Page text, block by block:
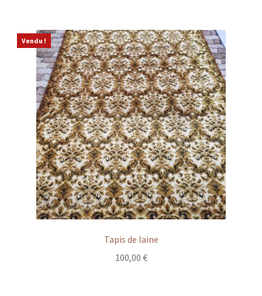
Vendu !
Tapis de laine
100,00 €